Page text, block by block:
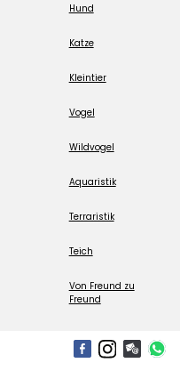
Hund
Katze
Kleintier
Vogel
Wildvogel
Aquaristik
Terraristik
Teich
Von Freund zu
Freund